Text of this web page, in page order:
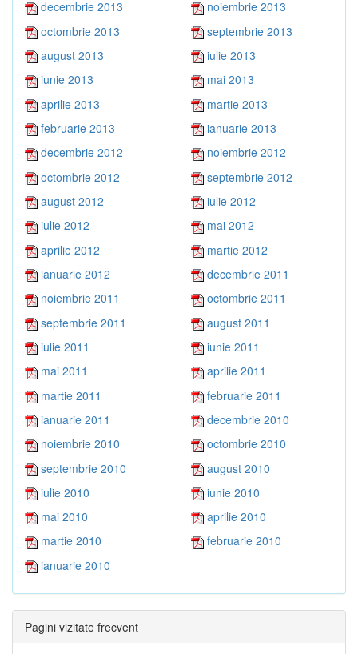
decembrie 2013
noiembrie 2013
octombrie 2013
septembrie 2013
august 2013
iulie 2013
iunie 2013
mai 2013
aprilie 2013
martie 2013
februarie 2013
ianuarie 2013
decembrie 2012
noiembrie 2012
octombrie 2012
septembrie 2012
august 2012
iulie 2012
iulie 2012
mai 2012
aprilie 2012
martie 2012
ianuarie 2012
decembrie 2011
noiembrie 2011
octombrie 2011
septembrie 2011
august 2011
iulie 2011
iunie 2011
mai 2011
aprilie 2011
martie 2011
februarie 2011
ianuarie 2011
decembrie 2010
noiembrie 2010
octombrie 2010
septembrie 2010
august 2010
iulie 2010
iunie 2010
mai 2010
aprilie 2010
martie 2010
februarie 2010
ianuarie 2010
Pagini vizitate frecvent